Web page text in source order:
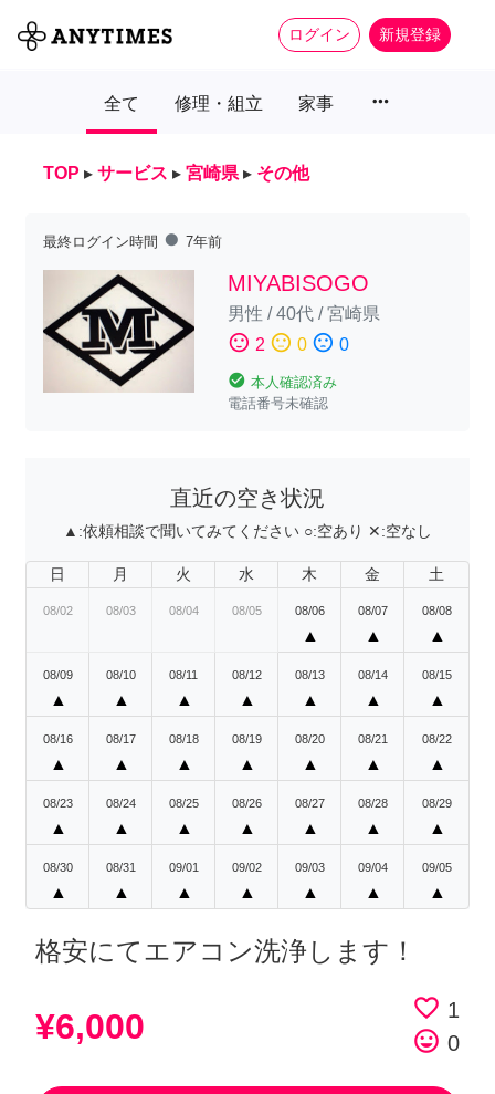
ログイン 新規登録
全て 修理・組立 家事 more_horiz
TOP ▸ サービス ▸ 宮崎県 ▸ その他
最終ログイン時間 fiber_manual_record 7年前
MIYABISOGO
男性 /40代/宮崎県
sentiment_satisfied 2 sentiment_neutral 0 sentiment_dissatisfied 0
check_circle 本人確認済み
電話番号未確認
直近の空き状況
▲:依頼相談で聞いてみてください ○:空あり ✕:空なし
日 月 火 水 木 金 土
08/02 08/03 08/04 08/05 08/06
▲
08/07
▲
08/08
▲
08/09
▲
08/10
▲
08/11
▲
08/12
▲
08/13
▲
08/14
▲
08/15
▲
08/16
▲
08/17
▲
08/18
▲
08/19
▲
08/20
▲
08/21
▲
08/22
▲
08/23
▲
08/24
▲
08/25
▲
08/26
▲
08/27
▲
08/28
▲
08/29
▲
08/30
▲
08/31
▲
09/01
▲
09/02
▲
09/03
▲
09/04
▲
09/05
▲
格安にてエアコン洗浄します！
¥6,000 favorite_border 1
tag_faces 0